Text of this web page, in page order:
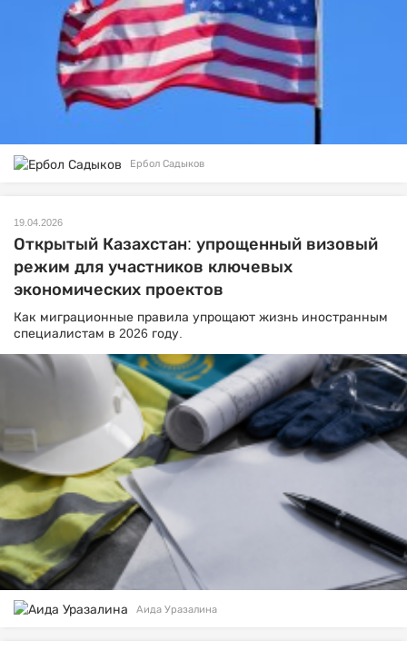
Ербол Садыков
19.04.2026
Открытый Казахстан: упрощенный визовый
режим для участников ключевых
экономических проектов
Как миграционные правила упрощают жизнь иностранным
специалистам в 2026 году.
Аида Уразалина